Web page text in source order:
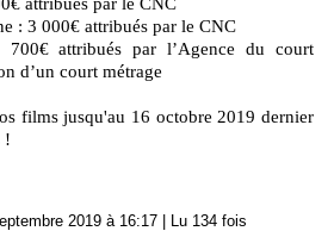
: 3 000€ attribués par le CNC
attribués par l’Agence du court
d’un court métrage
films jusqu'au 16 octobre 2019 dernier
!
2019 à 16:17 | Lu 134 fois